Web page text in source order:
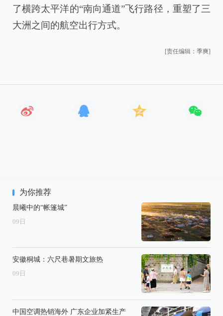
了横跨太平洋的“南向通道”飞行路径，重塑了三
大洲之间的航空出行方式。
[责任编辑：季爽]
为你推荐
晨曦中的“帐篷城”
09 日
安徽桐城：六尺巷暑期文旅热
09 日
中国空调热销海外 广东企业加紧生产